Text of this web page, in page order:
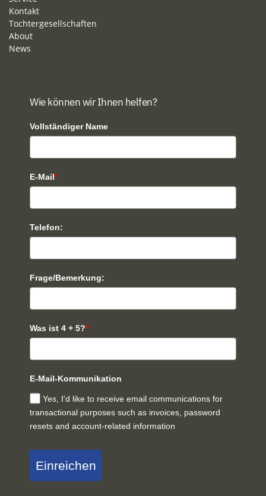
Kontakt
Tochtergesellschaften
About
News
Wie können wir Ihnen helfen?
Vollständiger Name
E-Mail*
Telefon:
Frage/Bemerkung:
Was ist 4 + 5?*
E-Mail-Kommunikation
Yes, I'd like to receive email communications for
transactional purposes such as invoices, password
resets and account-related information
Einreichen